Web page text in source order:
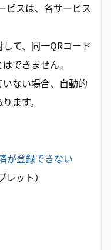
ビスは、各サービス
て、同一QRコード
できません。
ない場合、自動的
ます。
が登録できない
ット）